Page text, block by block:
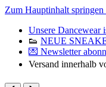
Zum Hauptinhalt springen
Unsere Dancewear
👟 NEUE
💌 Newsletter
Versand innerhalb